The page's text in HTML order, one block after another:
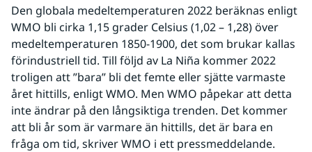
Den globala medeltemperaturen 2022 beräknas enligt
WMO bli cirka 1,15 grader Celsius (1,02 – 1,28) över
medeltemperaturen 1850-1900, det som brukar kallas
förindustriell tid. Till följd av La Niña kommer 2022
troligen att ”bara” bli det femte eller sjätte varmaste
året hittills, enligt WMO. Men WMO påpekar att detta
inte ändrar på den långsiktiga trenden. Det kommer
att bli år som är varmare än hittills, det är bara en
fråga om tid, skriver WMO i ett pressmeddelande.